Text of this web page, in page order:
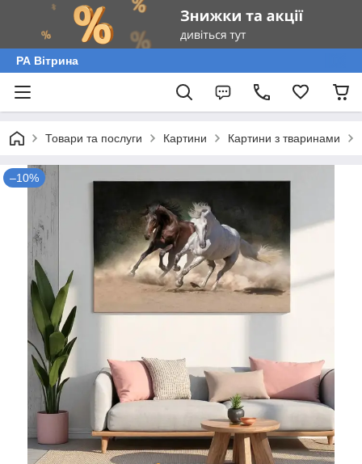
РА Вітрина
Товари та послуги Картини Картини з тваринами
–10%